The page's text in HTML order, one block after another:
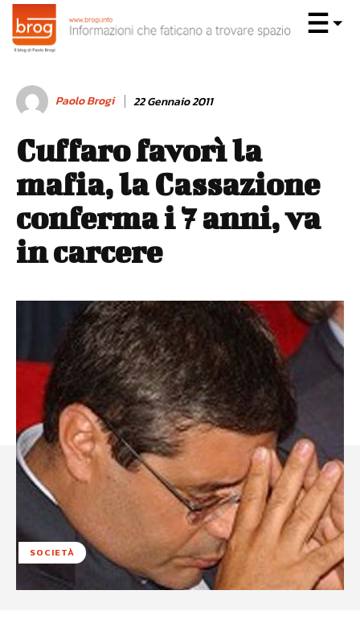
Paolo Brogi 22 Gennaio 2011
Cuffaro favorì la
mafia, la Cassazione
conferma i 7 anni, va
in carcere
SOCIETÀ